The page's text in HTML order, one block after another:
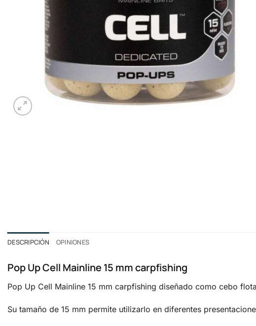
DESCRIPCIÓN OPINIONES
Pop Up Cell Mainline 15 mm carpfishing
Pop Up Cell Mainline 15 mm carpfishing diseñado como cebo
Su tamaño de 15 mm permite utilizarlo en diferentes